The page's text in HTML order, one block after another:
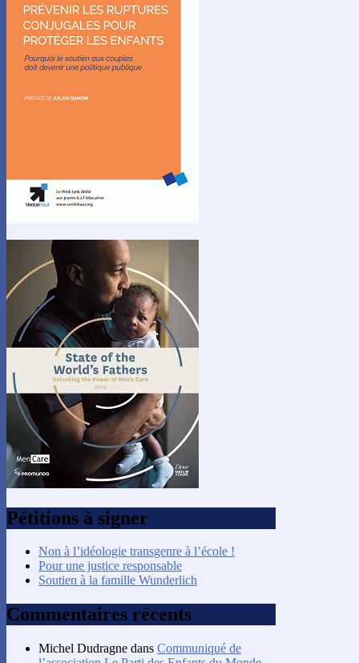
Pétitions à signer
Non à l’idéologie transgenre à l’école !
Pour une justice responsable
Soutien à la famille Wunderlich
Commentaires récents
Michel Dudragne dans Communiqué de